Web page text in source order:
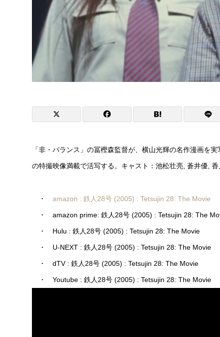
「非・バランス」の冨樫森監督が、横山光輝の名作漫画を
の特撮映像満載で活写する。キャスト：池松壮亮, 蒼井優,
・ amazon : 鉄人28号 (2005) : Tetsujin 28: The Movie
・ amazon prime: 鉄人28号 (2005) : Tetsujin 28: The
・ Hulu : 鉄人28号 (2005) : Tetsujin 28: The Movie
・ U-NEXT : 鉄人28号 (2005) : Tetsujin 28: The Movie
・ dTV : 鉄人28号 (2005) : Tetsujin 28: The Movie
・ Youtube : 鉄人28号 (2005) : Tetsujin 28: The Movie